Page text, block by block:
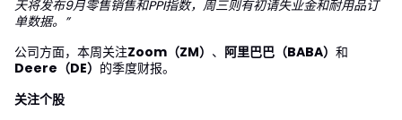
天将发布9月零售销售和PPI指数，周三则有初请失业金和耐用品订
单数据。”
公司方面，本周关注Zoom（ZM） 、 阿里巴巴（BABA） 和
Deere（DE） 的季度财报。
关注个股